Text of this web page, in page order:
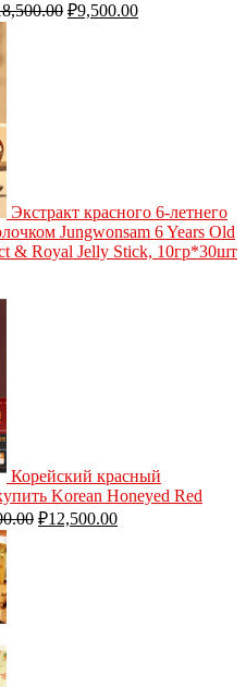
₽9,500.00
Экстракт красного 6-летнего
Jungwonsam 6 Years Old
& Royal Jelly Stick, 10гр*30шт
Корейский красный
Korean Honeyed Red
₽12,500.00